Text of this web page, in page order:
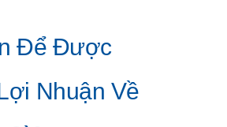
Để Được
Nhuận Về